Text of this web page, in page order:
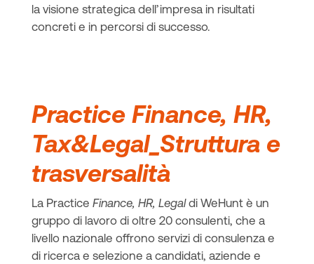
la visione strategica dell’impresa in risultati
concreti e in percorsi di successo.
Practice Finance, HR,
Tax&Legal_Struttura e
trasversalità
La Practice Finance, HR, Legaldi WeHunt è un
gruppo di lavoro di oltre 20 consulenti, che a
livello nazionale offrono servizi di consulenza e
di ricerca e selezione a candidati, aziende e